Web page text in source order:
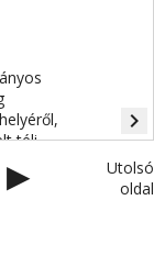
téli
navigate_next
▶
Utolsó
oldal